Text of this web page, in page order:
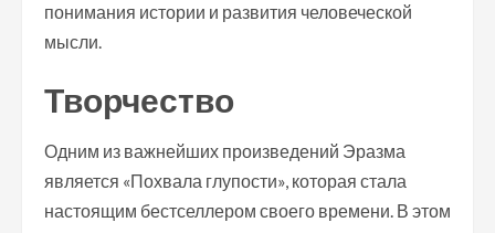
понимания истории и развития человеческой
мысли.
Творчество
Одним из важнейших произведений Эразма
является «Похвала глупости», которая стала
настоящим бестселлером своего времени. В этом